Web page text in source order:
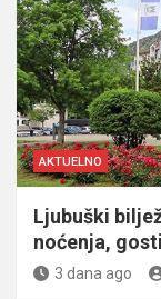
AKTUELNO
Ljubuški
noćenja,
3 dana ago